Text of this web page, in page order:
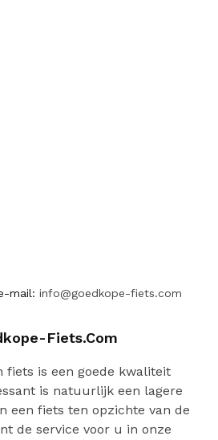
mail: info@goedkope-fiets.com
Fiets.com
fiets is een goede kwaliteit
is natuurlijk een lagere
een fiets ten opzichte van de
de service voor u in onze